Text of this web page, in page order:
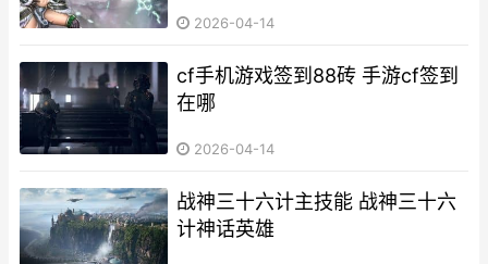
2026-04-14
cf手机游戏签到88砖 手游cf签到
在哪
2026-04-14
战神三十六计主技能 战神三十六
计神话英雄